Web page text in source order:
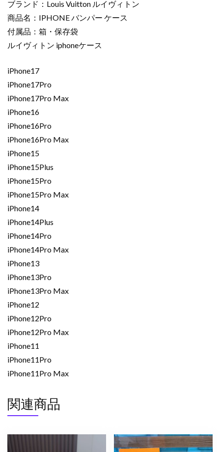
バ
ン
パ
ー
ー
ス
2523245
イ
ヴ
ィ
ト
ン
風
ケ
ー
ス
個
ブランド：Louis Vuitton ルイヴィトン
商品名：IPHONE バンパー ケース
付属品：箱・保存袋
ルイヴィトン iphoneケース
iPhone17
iPhone17Pro
iPhone17Pro Max
iPhone16
iPhone16Pro
iPhone16Pro Max
iPhone15
iPhone15Plus
iPhone15Pro
iPhone15Pro Max
iPhone14
iPhone14Plus
iPhone14Pro
iPhone14Pro Max
iPhone13
iPhone13Pro
iPhone13Pro Max
iPhone12
iPhone12Pro
iPhone12Pro Max
iPhone11
iPhone11Pro
iPhone11Pro Max
関連商品